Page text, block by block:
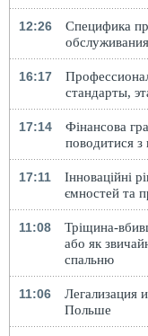
12:26
Специфика
16:17
стандарты,
17:14
Фінансова
поводитися
17:11
Інноваційні
ємностей та
11:08
Тріщина-
або як
спальню
11:06
Легализация
Польше